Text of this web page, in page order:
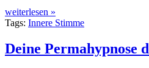
weiterlesen »
Tags: Innere Stimme
Deine Permahypnose